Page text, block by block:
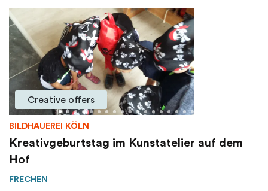
Creative offers
BILDHAUEREI KÖLN
Kreativgeburtstag im Kunstatelier auf dem
Hof
FRECHEN